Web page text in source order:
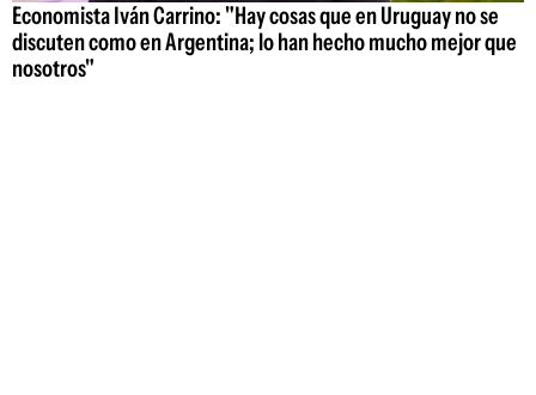
Economista Iván Carrino: "Hay cosas que en Uruguay no se
discuten como en Argentina; lo han hecho mucho mejor que
nosotros"